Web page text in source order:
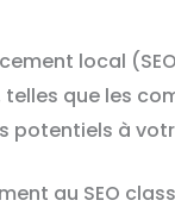
local
telles que les
potentiels à
au SEO